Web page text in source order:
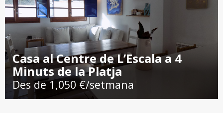
Casa al Centre de L’Escala a 4
Minuts de la Platja
Des de 1,050 €/setmana